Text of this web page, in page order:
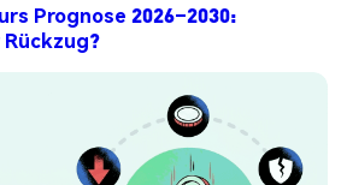
Prognose 2026–2030: